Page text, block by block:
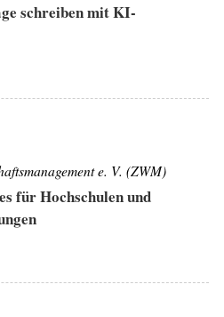
schreiben mit KI-
e. V. (ZWM)
für Hochschulen und